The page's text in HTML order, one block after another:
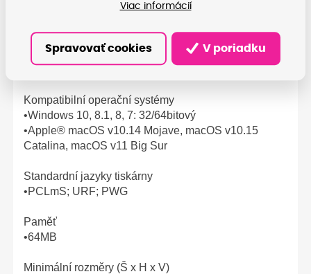
•Certifikace Mopria™
USB kabel je součástí balení
•Ne, kabel USB je třeba zakoupit samostatně
Kompatibilní operační systémy
•Windows 10, 8.1, 8, 7: 32/64bitový
•Apple® macOS v10.14 Mojave, macOS v10.15
Catalina, macOS v11 Big Sur
Standardní jazyky tiskárny
•PCLmS; URF; PWG
Paměť
•64MB
Minimální rozměry (Š x H x V)
Viac informácií
Spravovať cookies V poriadku